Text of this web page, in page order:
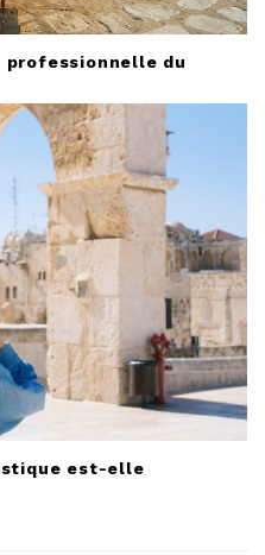
professionnelle du
est-elle